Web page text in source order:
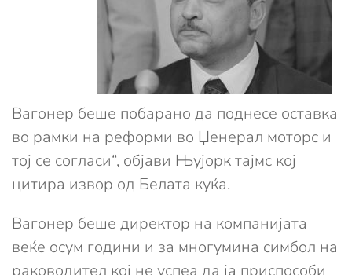
Вагонер беше побарано да поднесе оставка
во рамки на реформи во Џенерал моторс и
тој се согласи“, објави Њујорк тајмс кој
цитира извор од Белата куќа.
Вагонер беше директор на компанијата
веќе осум години и за многумина симбол на
раководител кој не успеа да ја приспособи